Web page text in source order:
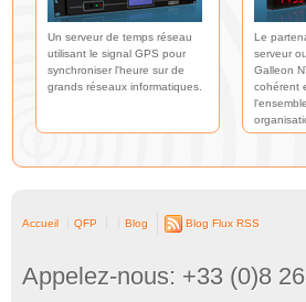
Un serveur de temps réseau
utilisant le signal GPS pour
synchroniser l'heure sur de
grands réseaux informatiques.
Le
serveur
Galleon
cohérent
Accueil QFP Blog Blog Flux RSS
Appelez-nous: +33 (0)8